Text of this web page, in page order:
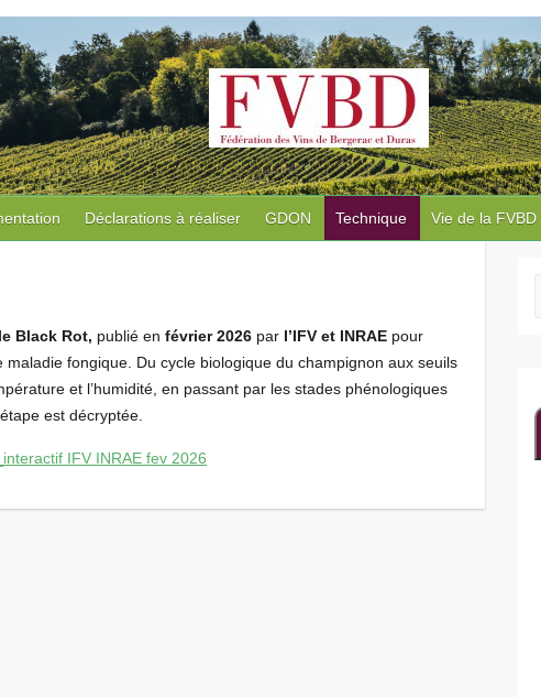
Déclarations à réaliser GDON Technique Vie de la FVBD
Black Rot, publié enfévrier 2026 par l’IFV et INRAE pour
fongique. Du cycle biologique du champignon aux seuils
et l’humidité, en passant par les stades phénologiques
est décryptée.
IFV INRAE fev 2026